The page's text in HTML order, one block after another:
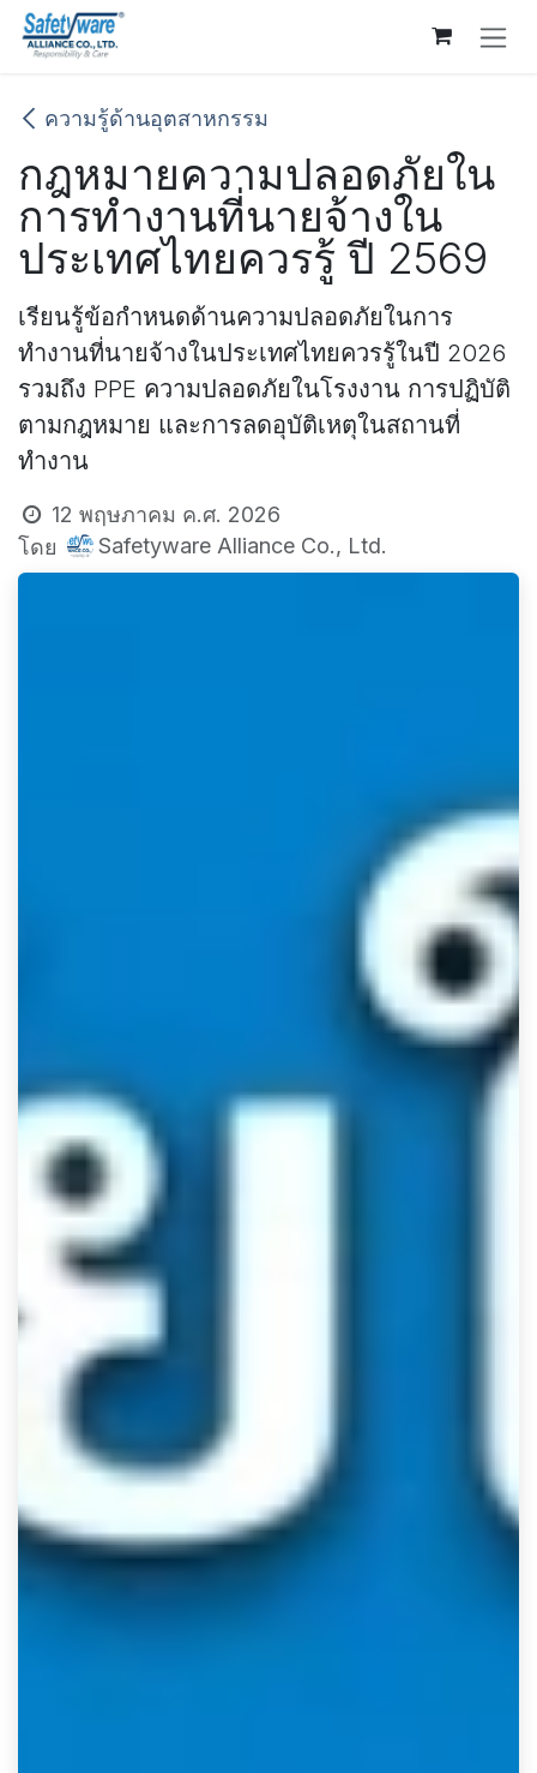
Skip to Content
ความรู้ด้านอุตสาหกรรม
กฎหมายความปลอดภัยใน
การทำงานที่นายจ้างใน
ประเทศไทยควรรู้ ปี 2569
เรียนรู้ข้อกำหนดด้านความปลอดภัยในการ
ทำงานที่นายจ้างในประเทศไทยควรรู้ในปี 2026
รวมถึง PPE ความปลอดภัยในโรงงาน การปฏิบัติ
ตามกฎหมาย และการลดอุบัติเหตุในสถานที่
ทำงาน
12 พฤษภาคม ค.ศ. 2026
โดย
Safetyware Alliance Co., Ltd.